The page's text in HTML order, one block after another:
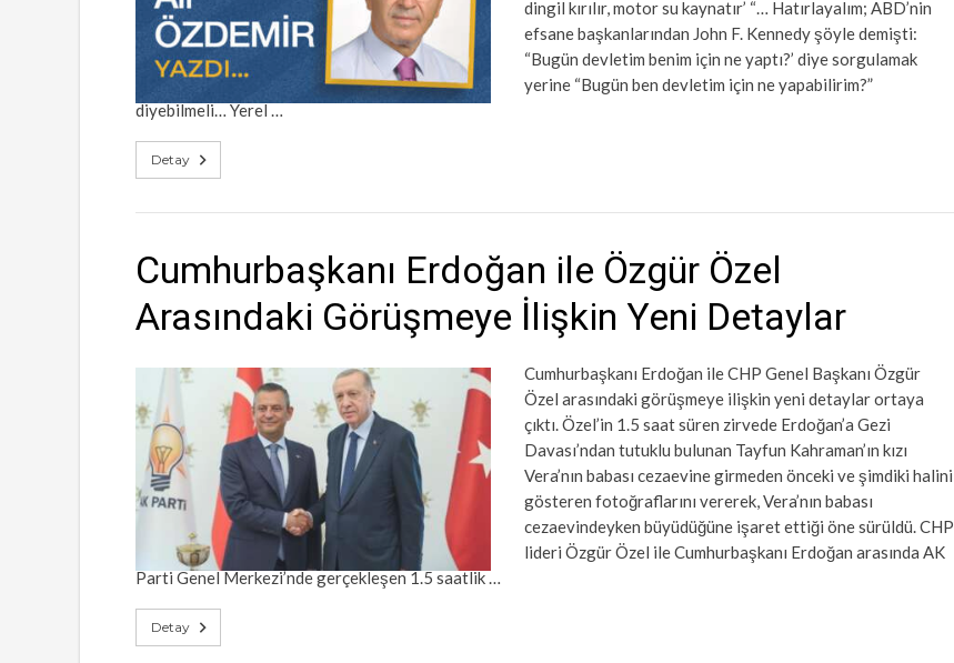
dingil kırılır, motor su kaynatır’ “… Hatırlayalım; ABD’nin
efsane başkanlarından John F. Kennedy şöyle demişti:
“Bugün devletim benim için ne yaptı?’ diye sorgulamak
yerine “Bugün ben devletim için ne yapabilirim?”
diyebilmeli… Yerel …
Detay
Cumhurbaşkanı Erdoğan ile Özgür Özel
Arasındaki Görüşmeye İlişkin Yeni Detaylar
Cumhurbaşkanı Erdoğan ile CHP Genel Başkanı Özgür
Özel arasındaki görüşmeye ilişkin yeni detaylar ortaya
çıktı. Özel’in 1.5 saat süren zirvede Erdoğan’a Gezi
Davası’ndan tutuklu bulunan Tayfun Kahraman’ın kızı
Vera’nın babası cezaevine girmeden önceki ve şimdiki halini
gösteren fotoğraflarını vererek, Vera’nın babası
cezaevindeyken büyüdüğüne işaret ettiği öne sürüldü. CHP
lideri Özgür Özel ile Cumhurbaşkanı Erdoğan arasında AK
Parti Genel Merkezi’nde gerçekleşen 1.5 saatlik …
Detay